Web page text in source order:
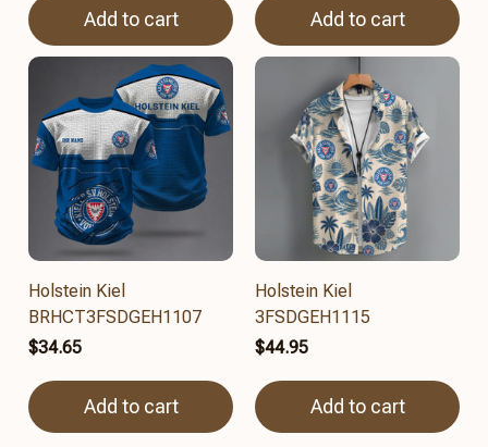
Add to cart Add to cart
Holstein Kiel
BRHCT3FSDGEH1107
$34.65
Add to cart
Holstein Kiel
3FSDGEH1115
$44.95
Add to cart